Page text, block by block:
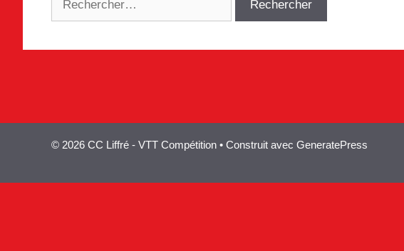
© 2026 CC Liffré - VTT Compétition • Construit avec GeneratePress